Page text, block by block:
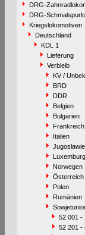
DRG-
DRG-
Kriegslokomotiven
Deutschland
KDL 1
Lieferung
Verbleib
KV /
BRD
DDR
Belgien
Bulgarien
Frankreich
Italien
Luxemburg
Norwegen
Österreich
Polen
Rumänien
52 001 -
52 201 -